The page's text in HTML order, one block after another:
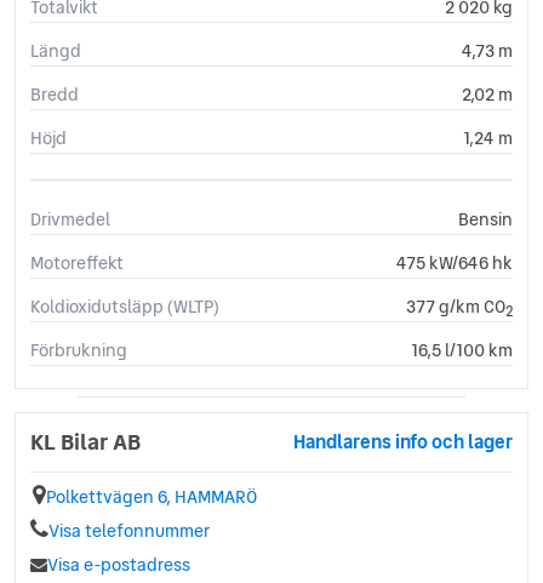
Totalvikt
2 020 kg
Längd
4,73 m
Bredd
2,02 m
Höjd
1,24 m
Drivmedel
Bensin
Motoreffekt
475 kW/646 hk
Koldioxidutsläpp (WLTP)
377 g/km CO2
Förbrukning 16,5 l/100 km
KL Bilar AB Handlarens info och lager
Polkettvägen 6, HAMMARÖ
Visa telefonnummer
Visa e-postadress